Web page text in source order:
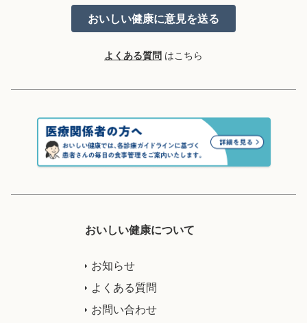
よくある質問 はこちら
おいしい健康について
お知らせ
よくある質問
お問い合わせ